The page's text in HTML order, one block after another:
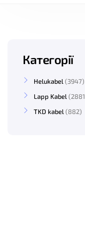
Категорії
Helukabel
3947
Lapp Kabel
2881
TKD kabel
882